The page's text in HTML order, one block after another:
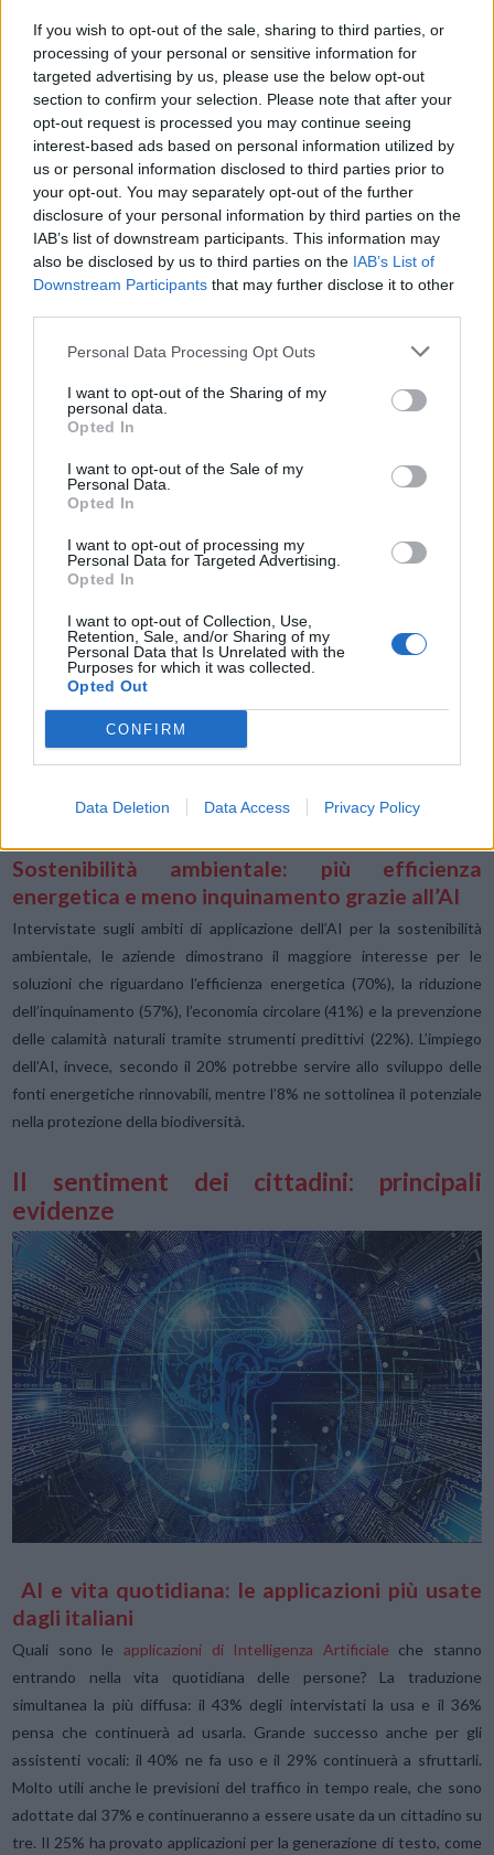
If you wish to opt-out of the sale, sharing to third parties, or
processing of your personal or sensitive information for
targeted advertising by us, please use the below opt-out
section to confirm your selection. Please note that after your
opt-out request is processed you may continue seeing
interest-based ads based on personal information utilized by
us or personal information disclosed to third parties prior to
your opt-out. You may separately opt-out of the further
disclosure of your personal information by third parties on the
IAB’s list of downstream participants. This information may
also be disclosed by us to third parties on the IAB’s List of
Downstream Participants that may further disclose it to other
Personal Data Processing Opt Outs
I want to opt-out of the Sharing of my
personal data.
Opted In
I want to opt-out of the Sale of my
Personal Data.
Opted In
I want to opt-out of processing my
Personal Data for Targeted Advertising.
Opted In
I want to opt-out of Collection, Use,
Retention, Sale, and/or Sharing of my
Personal Data that Is Unrelated with the
Purposes for which it was collected.
Opted Out
CONFIRM
Data Deletion Data Access Privacy Policy
Evoluzione e prospettive in Italia: il 66% delle
aziende sono troppo piccole per i costi attuali
della tecnologia
Mentre il dibattito mediatico globale è molto acceso, la reale
implementazione dell’AI nel tessuto economico italiano procede tra
molteincertezze. Così, il 71% delle aziende ritiene che l’orizzonte
temporale per la diffusione dell’Intelligenza Artificiale sia di lungo
periodo e il 66% fa notare come nel breve periodo la maggior parte
costo dell’AI tenderà a ridursi progressivamente grazie ad economie
di scala, sinergie, guadagni di efficienza e produttività.
collaborazione pubblico-privato
Sette aziende su dieci concordano sul fatto che la collaborazione fra
normativo equo ed efficace sull’AI. Inoltre, il 68% conviene che per
garantire uno sviluppo etico e responsabile sarà fondamentale
regolamentare la tecnologia AI fin dalle prime fasi della
progettazione. Ma in che modo garantire uno sviluppo etico dell’AI?
Il 59% sottolinea l’importanza delle competenze delle persone
all’interno delle imprese, mentre il 33% indica come prioritaria la
formazione di ricercatori e sviluppatori di algoritmi AI su
problematiche etiche. Il 31%, invece, pone l’accento sull’importanza
Sostenibilità ambientale: più efficienza
energetica e meno inquinamento grazie all’AI
Intervistate sugli ambiti di applicazione dell’AI per la sostenibilità
ambientale, le aziende dimostrano il maggiore interesse per le
soluzioni che riguardano l’efficienza energetica (70%), la riduzione
dell’inquinamento (57%), l’economia circolare (41%) e la prevenzione
delle calamità naturali tramite strumenti predittivi (22%). L’impiego
dell’AI, invece, secondo il 20% potrebbe servire allo sviluppo delle
fonti energetiche rinnovabili, mentre l’8% ne sottolinea il potenziale
nella protezione della biodiversità.
Il sentiment dei cittadini: principali
evidenze
AI e vita quotidiana: le applicazioni più usate
dagli italiani
Quali sono le applicazioni di Intelligenza Artificiale che stanno
entrando nella vita quotidiana delle persone? La traduzione
simultanea la più diffusa: il 43% degli intervistati la usa e il 36%
pensa che continuerà ad usarla. Grande successo anche per gli
assistenti vocali: il 40% ne fa uso e il 29% continuerà a sfruttarli.
Molto utili anche le previsioni del traffico in tempo reale, che sono
adottate dal 37% e continueranno a essere usate da un cittadino su
tre. Il 25% ha provato applicazioni per la generazione di testo, come